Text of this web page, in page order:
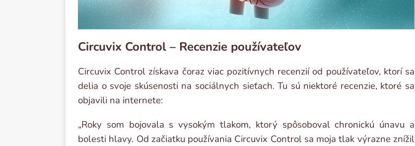
Circuvix Control – Recenzie používateľov
Circuvix Control získava čoraz viac pozitívnych recenzií od používateľov, ktorí sa
delia o svoje skúsenosti na sociálnych sieťach. Tu sú niektoré recenzie, ktoré sa
objavili na internete:
„Roky som bojovala s vysokým tlakom, ktorý spôsoboval chronickú únavu a
bolesti hlavy. Od začiatku používania Circuvix Control sa moja tlak výrazne znížil